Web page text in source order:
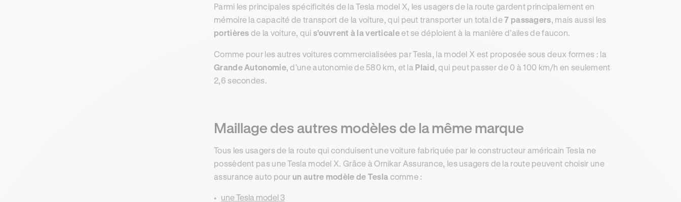
Parmi les principales spécificités de la Tesla model X, les usagers de la route gardent principalement en
mémoire la capacité de transport de la voiture, qui peut transporter un total de7 passagers, mais aussi les
portières de la voiture, qui s’ouvrent à la verticaleet se déploient à la manière d’ailes de faucon.
Comme pour les autres voitures commercialisées par Tesla, la model X est proposée sous deux formes : la
Grande Autonomie, d’une autonomie de 580 km, et la Plaid, qui peut passer de 0 à 100 km/h en seulement
2,6 secondes.
Maillage des autres modèles de la même marque
Tous les usagers de la route qui conduisent une voiture fabriquée par le constructeur américain Tesla ne
possèdent pas une Tesla model X. Grâce à Ornikar Assurance, les usagers de la route peuvent choisir une
assurance auto pour un autre modèle de Tesla comme :
une Tesla model 3